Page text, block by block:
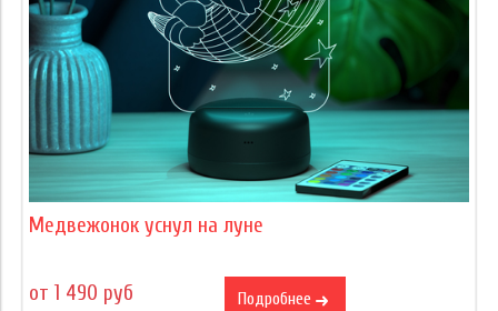
Медвежонок уснул на луне
от 1 490 руб Подробнее